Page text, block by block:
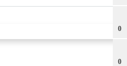
0
0